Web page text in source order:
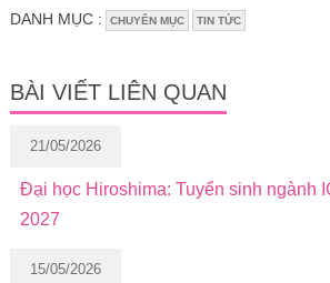
DANH MỤC : CHUYÊN MỤC TIN TỨC
BÀI VIẾT LIÊN QUAN
21/05/2026
Đại học Hiroshima: Tuyển sinh ngành
2027
15/05/2026